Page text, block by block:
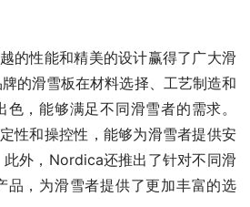
的性能和精美的设计赢得了广大滑
的滑雪板在材料选择、工艺制造和
，能够满足不同滑雪者的需求。
性和操控性，能够为滑雪者提供安
外，Nordica还推出了针对不同滑
品，为滑雪者提供了更加丰富的选